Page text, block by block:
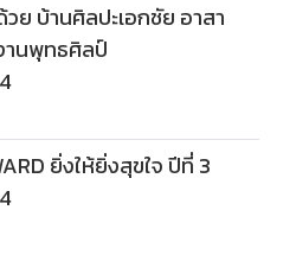
ย บ้านศิลปะเอกชัย อาสา
นพุทธศิลป์
ยิ่งให้ยิ่งสุขใจ ปีที่ 3